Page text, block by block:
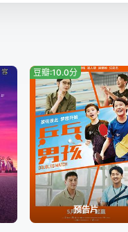
预告片
豆瓣:10.0分